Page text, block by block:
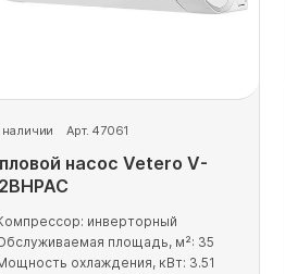
Арт. 47061
насос Vetero V-
инверторный
площадь, м²: 35
охлаждения, кВт: 3.51